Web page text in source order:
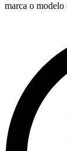
marca o modelo